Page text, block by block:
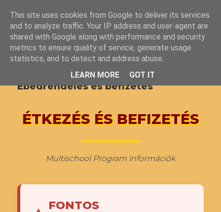
R
Ö
M
H
Í
R
FŐOLDAL RÓLUNK ▾
AKTUALITÁSOK ▾
KÖZÖSSÉGI ÉLET ▾
DOKUMENTUMOK
INFORMÁCIÓK
KAPCSOLAT
ALAPÍTVÁNY
ERASMUS+
Ebédrendelés és befizetés
ÉTKEZÉS ÉS BEFIZETÉS
Multischool Program információk
FONTOS
This site uses cookies from Google to deliver its services
and to analyze traffic. Your IP address and user-agent are
shared with Google along with performance and security
metrics to ensure quality of service, generate usage
statistics, and to detect and address abuse.
LEARN MORE
GOT IT